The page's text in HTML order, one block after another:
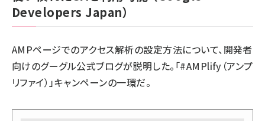
Developers Japan）
AMPページでのアクセス解析の設定方法について、開発者
向けのグーグル公式ブログが説明した。「#AMPlify（アンプ
リファイ） 」キャンペーンの一環だ。